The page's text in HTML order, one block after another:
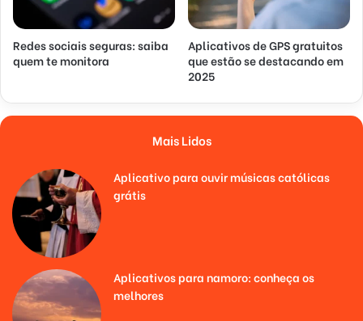
Redes sociais seguras: saiba
quem te monitora
Aplicativos de GPS gratuitos
que estão se destacando em
2025
Mais Lidos
Aplicativo para ouvir músicas católicas
grátis
Aplicativos para namoro: conheça os
melhores